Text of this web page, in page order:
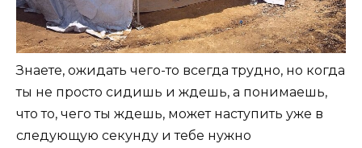
Знаете, ожидать чего-то всегда трудно, но когда
ты не просто сидишь и ждешь, а понимаешь,
что то, чего ты ждешь, может наступить уже в
следующую секунду и тебе нужно